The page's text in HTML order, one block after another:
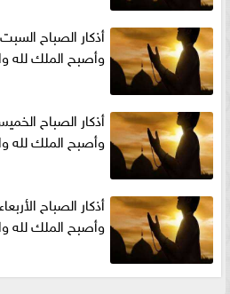
وأصبح الملك لله
وأصبح الملك لله
وأصبح الملك لله